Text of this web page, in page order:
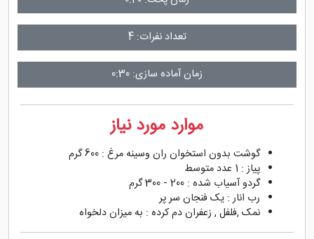
تعداد نفرات: 4
زمان آماده سازی: 0:30
موارد مورد نیاز
گوشت بدون استخوان ران وسینه مرغ : 600 گرم
پیاز : 1 عدد متوسط
گردو آسیاب شده : 200 - 300 گرم
رب انار : یک فنجان سر پر
نمک ,فلفل , زعفران دم کرده : به میزان دلخواه